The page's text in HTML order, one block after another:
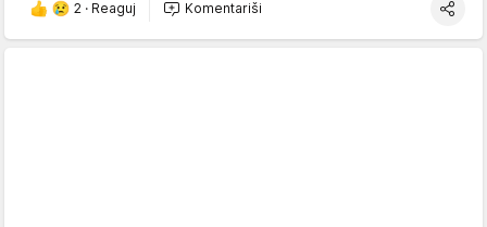
2 · Reaguj Komentariši